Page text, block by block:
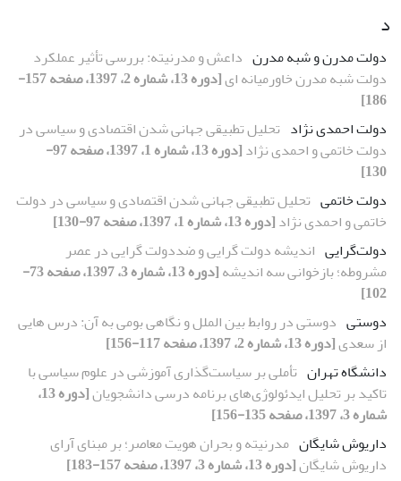
د
دولت مدرن و شبه مدرن داعش و مدرنیته: بررسی تأثیر عملکرد
دولت شبه مدرن خاورمیانه ای
[دوره 13، شماره 2، 1397، صفحه 157-
186]
دولت احمدی نژاد تحلیل تطبیقی جهانی شدن اقتصادی و سیاسی در
دولت خاتمی و احمدی نژاد
[دوره 13، شماره 1، 1397، صفحه 97-
130]
دولت خاتمی تحلیل تطبیقی جهانی شدن اقتصادی و سیاسی در دولت
خاتمی و احمدی نژاد[دوره 13، شماره 1، 1397، صفحه 97-130]
دولت‌گرایی اندیشه دولت گرایی و ضددولت گرایی در عصر
مشروطه؛ بازخوانی سه اندیشه
[دوره 13، شماره 3، 1397، صفحه 73-
102]
دوستی دوستی در روابط بین الملل و نگاهی بومی به آن: درس هایی
از سعدی[دوره 13، شماره 2، 1397، صفحه 117-156]
دانشگاه تهران تأملی بر سیاست‌گذاری آموزشی در علوم سیاسی با
تاکید بر تحلیل ایدئولوژی‌های برنامه درسی دانشجویان
[دوره 13،
شماره 3، 1397، صفحه 135-156]
داریوش شایگان مدرنیته و بحران هویت معاصر؛ بر مبنای آرای
داریوش شایگان[دوره 13، شماره 3، 1397، صفحه 157-183]